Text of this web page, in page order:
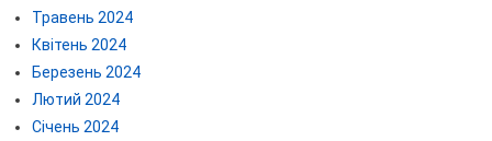
Травень 2024
Квітень 2024
Березень 2024
Лютий 2024
Січень 2024